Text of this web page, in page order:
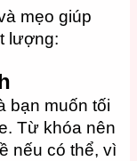
mẹo giúp
lượng:
bạn muốn tối
Từ khóa nên
nếu có thể, vì